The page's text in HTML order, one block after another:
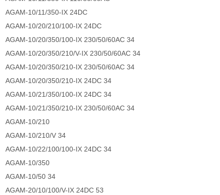
AGAM-10/11/350-IX 24DC
AGAM-10/20/210/100-IX 24DC
AGAM-10/20/350/100-IX 230/50/60AC 34
AGAM-10/20/350/210/V-IX 230/50/60AC 34
AGAM-10/20/350/210-IX 230/50/60AC 34
AGAM-10/20/350/210-IX 24DC 34
AGAM-10/21/350/100-IX 24DC 34
AGAM-10/21/350/210-IX 230/50/60AC 34
AGAM-10/210
AGAM-10/210/V 34
AGAM-10/22/100/100-IX 24DC 34
AGAM-10/350
AGAM-10/50 34
AGAM-20/10/100/V-IX 24DC 53